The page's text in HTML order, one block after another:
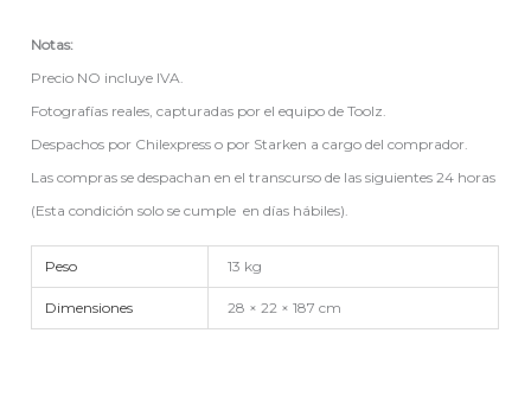
Notas:
Precio NO incluye IVA.
Fotografías reales, capturadas por el equipo de Toolz.
Despachos por Chilexpress o por Starken a cargo del comprador.
Las compras se despachan en el transcurso de las siguientes 24 horas
(Esta condición solo se cumple en días hábiles).
Peso 13 kg
Dimensiones 28 × 22 × 187 cm